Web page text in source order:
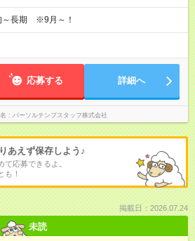
～長期 ※9月～！
応募する 詳細へ
パーソルテンプスタッフ株式会社
あえず保存しよう♪
応募できるよ。
も！
掲載日：2026.07.24
未読